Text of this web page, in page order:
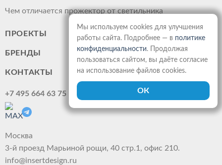
Чем отличается прожектор от светильника
ПРОЕКТЫ
БРЕНДЫ
КОНТАКТЫ
+7 495 664 63 75
Москва
3-й проезд Марьиной рощи, 40 стр.1, офис 210.
info@insertdesign.ru
Мы используем cookies для улучшения
работы сайта. Подробнее — в политике
конфиденциальности. Продолжая
пользоваться сайтом, вы даёте согласие
на использование файлов cookies.